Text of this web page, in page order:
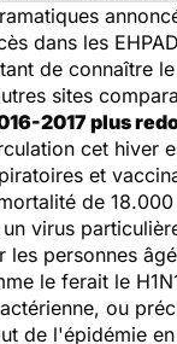
dans les EHPAD
de connaître
sites
2017 plus
cet hiver
et
de
virus
les personnes
le ferait le
ou
de l'épidémie